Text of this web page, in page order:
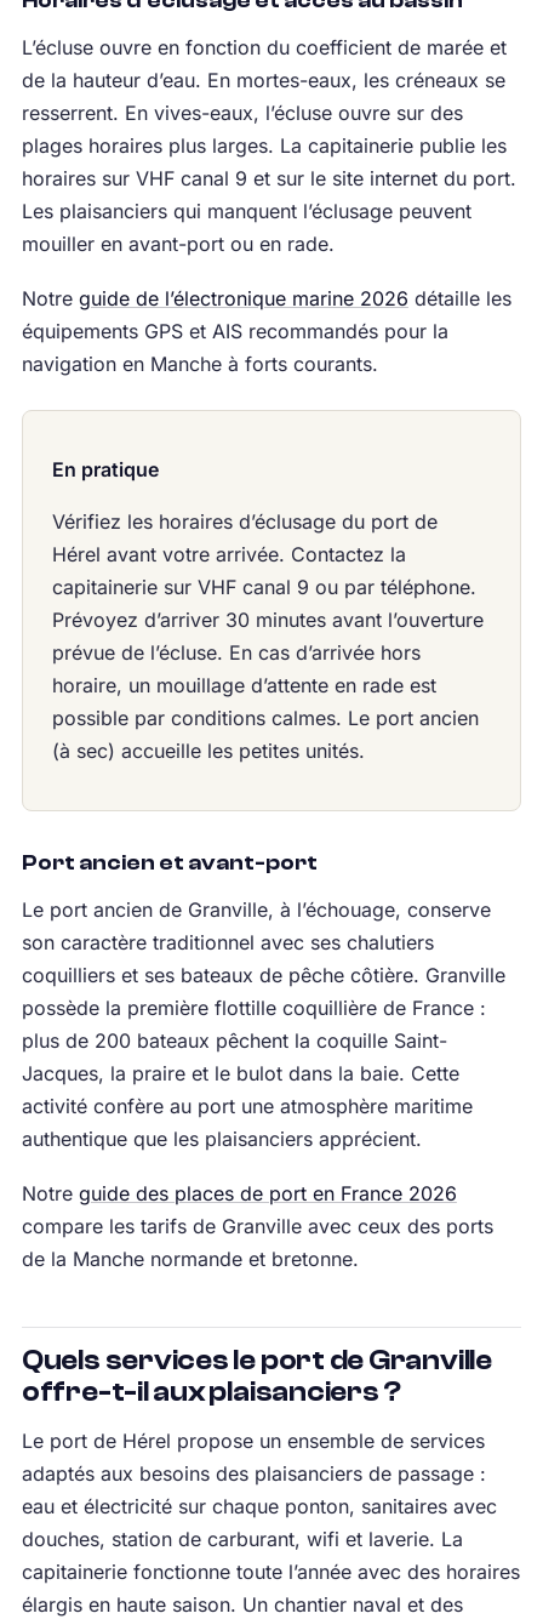
L’écluse ouvre en fonction du coefficient de marée et
de la hauteur d’eau. En mortes-eaux, les créneaux se
resserrent. En vives-eaux, l’écluse ouvre sur des
plages horaires plus larges. La capitainerie publie les
horaires sur VHF canal 9 et sur le site internet du port.
Les plaisanciers qui manquent l’éclusage peuvent
mouiller en avant-port ou en rade.
Notre guide de l’électronique marine 2026 détaille les
équipements GPS et AIS recommandés pour la
navigation en Manche à forts courants.
En pratique
Vérifiez les horaires d’éclusage du port de
Hérel avant votre arrivée. Contactez la
capitainerie sur VHF canal 9 ou par téléphone.
Prévoyez d’arriver 30 minutes avant l’ouverture
prévue de l’écluse. En cas d’arrivée hors
horaire, un mouillage d’attente en rade est
possible par conditions calmes. Le port ancien
(à sec) accueille les petites unités.
Port ancien et avant-port
Le port ancien de Granville, à l’échouage, conserve
son caractère traditionnel avec ses chalutiers
coquilliers et ses bateaux de pêche côtière. Granville
possède la première flottille coquillière de France :
plus de 200 bateaux pêchent la coquille Saint-
Jacques, la praire et le bulot dans la baie. Cette
activité confère au port une atmosphère maritime
authentique que les plaisanciers apprécient.
Notre guide des places de port en France 2026
compare les tarifs de Granville avec ceux des ports
de la Manche normande et bretonne.
Quels services le port de Granville
offre-t-il aux plaisanciers ?
Le port de Hérel propose un ensemble de services
adaptés aux besoins des plaisanciers de passage :
eau et électricité sur chaque ponton, sanitaires avec
douches, station de carburant, wifi et laverie. La
capitainerie fonctionne toute l’année avec des horaires
élargis en haute saison. Un chantier naval et des